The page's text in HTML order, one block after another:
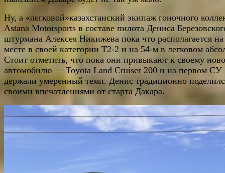
Ну, а «легковой»казахстанский экипаж гоночного
Astana Motorsports в составе пилота Дениса
штурмана Алексея Никижева пока что располагается
месте в своей категории Т2-2 и на 54-м в легковом
Стоит отметить, что пока они привыкают к своему
автомобилю — Toyota Land Cruiser 200 и на первом СУ
держали умеренный темп. Денис традиционно
своими впечатлениями от старта Дакара.